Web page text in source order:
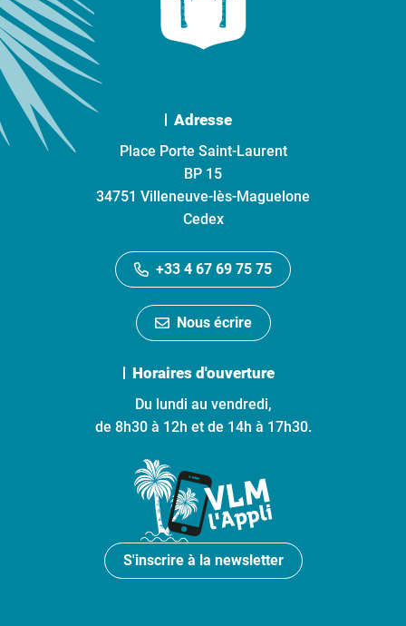
Adresse
Place Porte Saint-Laurent
BP 15
34751 Villeneuve-lès-Maguelone
Cedex
+33 4 67 69 75 75
Nous écrire
Horaires d'ouverture
Du lundi au vendredi,
de 8h30 à 12h et de 14h à 17h30.
S'inscrire à la newsletter